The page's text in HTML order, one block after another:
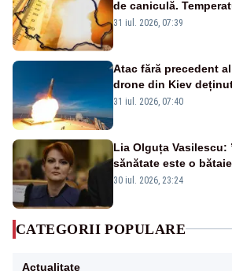
de caniculă.
de grade, iar nopțile
31 iul. 2026, 07:39
Atac fără precedent
drone din Kiev
americană, distrusă
31 iul. 2026, 07:40
Lia Olguța Vasilescu:
sănătate este o
guvernează
30 iul. 2026, 23:24
CATEGORII POPULARE
Actualitate